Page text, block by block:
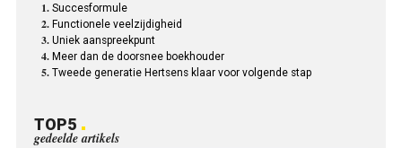
Succesformule
Functionele veelzijdigheid
Uniek aanspreekpunt
Meer dan de doorsnee boekhouder
Tweede generatie Hertsens klaar voor volgende stap
TOP5
gedeelde artikels